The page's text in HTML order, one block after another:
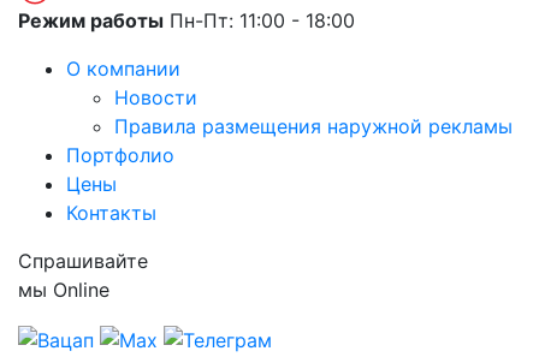
Режим работы Пн-Пт: 11:00 - 18:00
О компании
Новости
Правила размещения наружной рекламы
Портфолио
Цены
Контакты
Спрашивайте
мы Online